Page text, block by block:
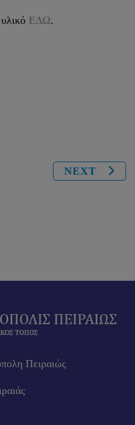
ΕΔΩ.
NEXT
Πειραιώς